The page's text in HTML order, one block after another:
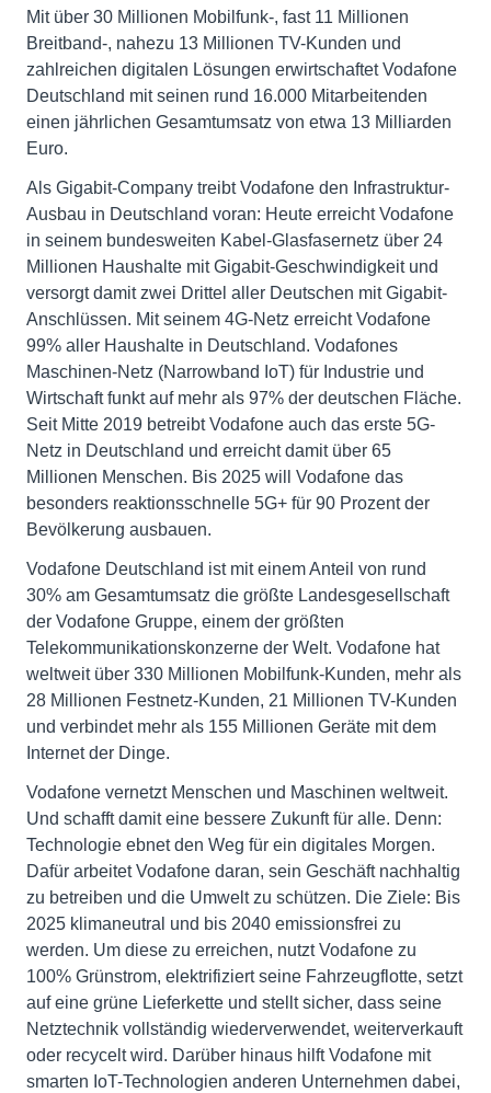
Mit über 30 Millionen Mobilfunk-, fast 11 Millionen
Breitband-, nahezu 13 Millionen TV-Kunden und
zahlreichen digitalen Lösungen erwirtschaftet Vodafone
Deutschland mit seinen rund 16.000 Mitarbeitenden
einen jährlichen Gesamtumsatz von etwa 13 Milliarden
Euro.
Als Gigabit-Company treibt Vodafone den Infrastruktur-
Ausbau in Deutschland voran: Heute erreicht Vodafone
in seinem bundesweiten Kabel-Glasfasernetz über 24
Millionen Haushalte mit Gigabit-Geschwindigkeit und
versorgt damit zwei Drittel aller Deutschen mit Gigabit-
Anschlüssen. Mit seinem 4G-Netz erreicht Vodafone
99% aller Haushalte in Deutschland. Vodafones
Maschinen-Netz (Narrowband IoT) für Industrie und
Wirtschaft funkt auf mehr als 97% der deutschen Fläche.
Seit Mitte 2019 betreibt Vodafone auch das erste 5G-
Netz in Deutschland und erreicht damit über 65
Millionen Menschen. Bis 2025 will Vodafone das
besonders reaktionsschnelle 5G+ für 90 Prozent der
Bevölkerung ausbauen.
Vodafone Deutschland ist mit einem Anteil von rund
30% am Gesamtumsatz die größte Landesgesellschaft
der Vodafone Gruppe, einem der größten
Telekommunikationskonzerne der Welt. Vodafone hat
weltweit über 330 Millionen Mobilfunk-Kunden, mehr als
28 Millionen Festnetz-Kunden, 21 Millionen TV-Kunden
und verbindet mehr als 155 Millionen Geräte mit dem
Internet der Dinge.
Vodafone vernetzt Menschen und Maschinen weltweit.
Und schafft damit eine bessere Zukunft für alle. Denn:
Technologie ebnet den Weg für ein digitales Morgen.
Dafür arbeitet Vodafone daran, sein Geschäft nachhaltig
zu betreiben und die Umwelt zu schützen. Die Ziele: Bis
2025 klimaneutral und bis 2040 emissionsfrei zu
werden. Um diese zu erreichen, nutzt Vodafone zu
100% Grünstrom, elektrifiziert seine Fahrzeugflotte, setzt
auf eine grüne Lieferkette und stellt sicher, dass seine
Netztechnik vollständig wiederverwendet, weiterverkauft
oder recycelt wird. Darüber hinaus hilft Vodafone mit
smarten IoT-Technologien anderen Unternehmen dabei,